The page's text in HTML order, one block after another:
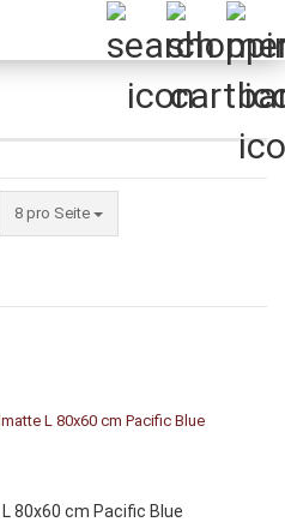
8 pro Seite
pro Seite
80x60 cm Pacific Blue